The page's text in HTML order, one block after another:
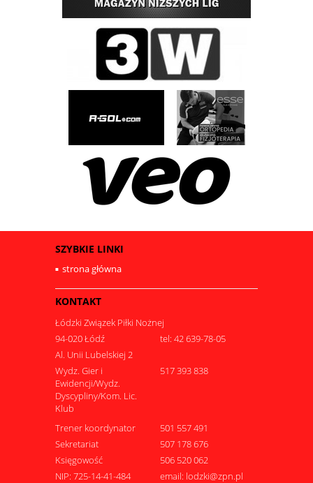
SZYBKIE LINKI
strona główna
KONTAKT
Łódzki Związek Piłki Nożnej
94-020 Łódź
tel: 42 639-78-05
Al. Unii Lubelskiej 2
Wydz. Gier i
Ewidencji/Wydz.
Dyscypliny/Kom. Lic.
Klub
517 393 838
Trener koordynator
501 557 491
Sekretariat
507 178 676
Księgowość
506 520 062
NIP: 725-14-41-484
email: lodzki@zpn.pl